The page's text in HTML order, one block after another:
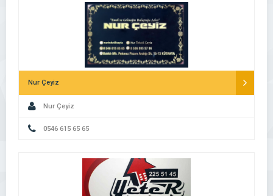
Nur Çeyiz
Nur Çeyiz
0546 615 65 65